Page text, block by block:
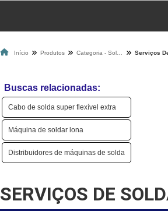
Início Produtos
Buscas relacionadas:
Cabo de solda super flexível extra
Máquina de soldar lona
Distribuidores de máquinas de solda
SERVIÇOS DE